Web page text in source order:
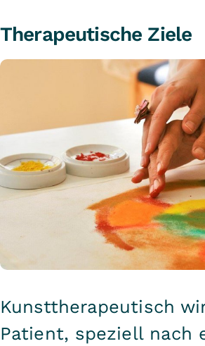
Therapeutische Ziele
Kunsttherapeutisch
Patient, speziell nach